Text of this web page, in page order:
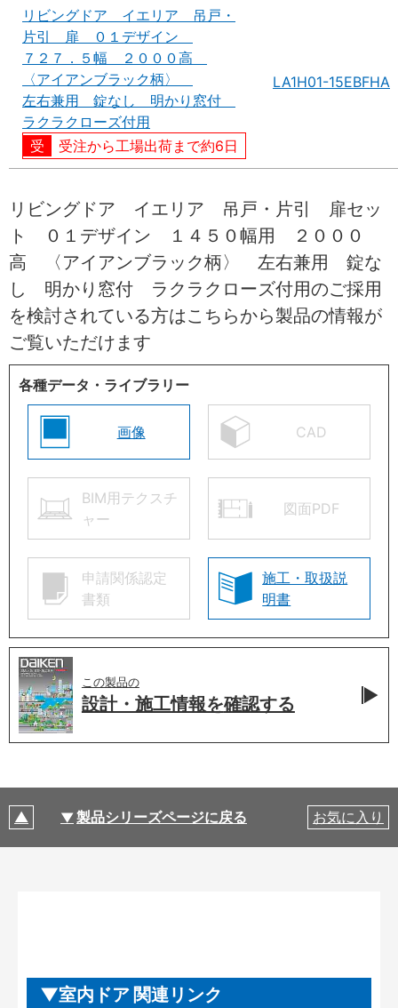
リビングドア イエリア 吊戸・
片引 扉 ０１デザイン
７２７．５幅 ２０００高
〈アイアンブラック柄〉
左右兼用 錠なし 明かり窓付
ラクラクローズ付用
受注から工場出荷まで約6日
LA1H01-15EBFHA
リビングドア イエリア 吊戸・片引 扉セッ
ト ０１デザイン １４５０幅用 ２０００
高 〈アイアンブラック柄〉 左右兼用 錠な
し 明かり窓付 ラクラクローズ付用のご採用
を検討されている方はこちらから製品の情報が
ご覧いただけます
各種データ・ライブラリー
画像 CAD
BIM用テクスチ
ャー
図面PDF
申請関係認定
書類
施工・取扱説
明書
この製品の
設計・施工情報を確認する
製品シリーズページに戻る お気に入り
室内ドア 関連リンク